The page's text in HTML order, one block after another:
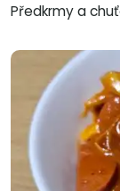
Předkrmy a